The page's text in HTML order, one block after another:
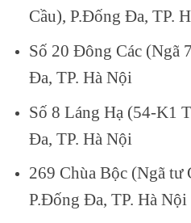
Cầu), P.Đống Đa, TP.
Số 20 Đông Các (Ngã
Đa, TP. Hà Nội
Số 8 Láng Hạ (54-K1
Đa, TP. Hà Nội
269 Chùa Bộc (Ngã tư
P.Đống Đa, TP. Hà Nội